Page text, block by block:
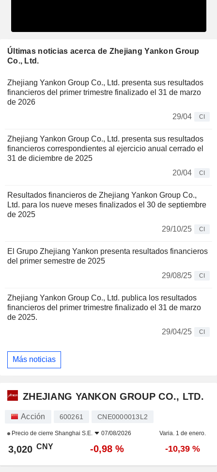
Últimas noticias acerca de Zhejiang Yankon Group
Co., Ltd.
Zhejiang Yankon Group Co., Ltd. presenta sus resultados
financieros del primer trimestre finalizado el 31 de marzo
de 2026
29/04
CI
Zhejiang Yankon Group Co., Ltd. presenta sus resultados
financieros correspondientes al ejercicio anual cerrado el
31 de diciembre de 2025
20/04
CI
Resultados financieros de Zhejiang Yankon Group Co.,
Ltd. para los nueve meses finalizados el 30 de septiembre
de 2025
29/10/25
CI
El Grupo Zhejiang Yankon presenta resultados financieros
del primer semestre de 2025
29/08/25
CI
Zhejiang Yankon Group Co., Ltd. publica los resultados
financieros del primer trimestre finalizado el 31 de marzo
de 2025.
29/04/25
CI
Más noticias
ZHEJIANG YANKON GROUP CO., LTD.
Acción 600261 CNE0000013L2
Precio de cierre Shanghai S.E. 07/08/2026 Varia. 1 de enero.
3,020 CNY -0,98 % -10,39 %